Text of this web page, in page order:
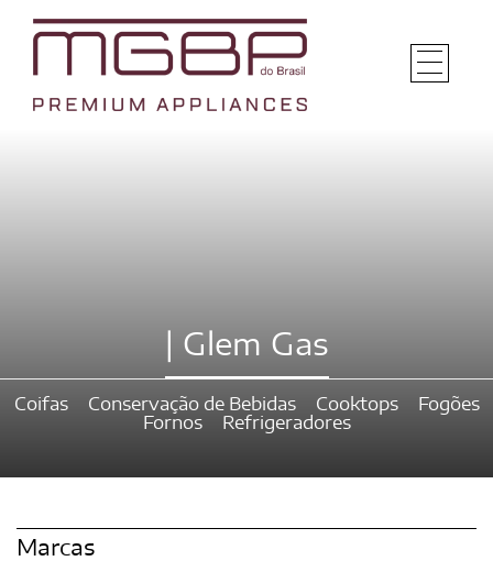
| Glem Gas
Coifas Conservação de Bebidas Cooktops
Fogões
Fornos
Refrigeradores
Marcas